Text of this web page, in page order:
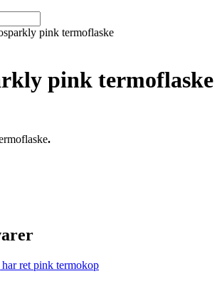
pink termoflaske
pink termoflaske
.